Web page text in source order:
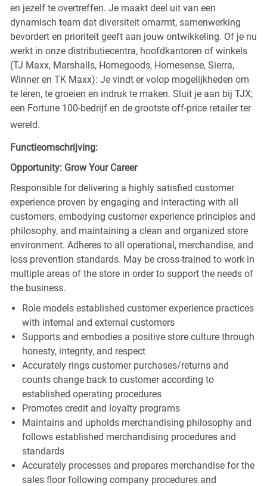
en jezelf te overtreffen. Je maakt deel uit van een
dynamisch team dat diversiteit omarmt, samenwerking
bevordert en prioriteit geeft aan jouw ontwikkeling. Of je nu
werkt in onze distributiecentra, hoofdkantoren of winkels
(TJ Maxx, Marshalls, Homegoods, Homesense, Sierra,
Winner en TK Maxx): Je vindt er volop mogelijkheden om
te leren, te groeien en indruk te maken. Sluit je aan bij TJX;
een Fortune 100-bedrijf en de grootste off-price retailer ter
wereld.
Functieomschrijving:
Opportunity: Grow Your Career
Responsible for delivering a highly satisfied customer
experience proven by engaging and interacting with all
customers, embodying customer experience principles and
philosophy, and maintaining a clean and organized store
environment. Adheres to all operational, merchandise, and
loss prevention standards. May be cross-trained to work in
multiple areas of the store in order to support the needs of
the business.
Role models established customer experience practices
with internal and external customers
Supports and embodies a positive store culture through
honesty, integrity, and respect
Accurately rings customer purchases/returns and
counts change back to customer according to
established operating procedures
Promotes credit and loyalty programs
Maintains and upholds merchandising philosophy and
follows established merchandising procedures and
standards
Accurately processes and prepares merchandise for the
sales floor following company procedures and